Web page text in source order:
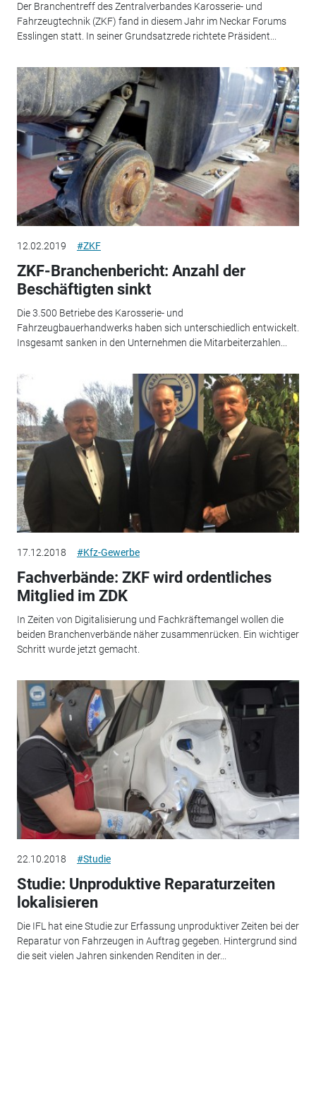
Der Branchentreff des Zentralverbandes Karosserie- und
Fahrzeugtechnik (ZKF) fand in diesem Jahr im Neckar Forums
Esslingen statt. In seiner Grundsatzrede richtete Präsident...
12.02.2019 #ZKF
ZKF-Branchenbericht: Anzahl der
Beschäftigten sinkt
Die 3.500 Betriebe des Karosserie- und
Fahrzeugbauerhandwerks haben sich unterschiedlich entwickelt.
Insgesamt sanken in den Unternehmen die Mitarbeiterzahlen...
17.12.2018 #Kfz-Gewerbe
Fachverbände: ZKF wird ordentliches
Mitglied im ZDK
In Zeiten von Digitalisierung und Fachkräftemangel wollen die
beiden Branchenverbände näher zusammenrücken. Ein wichtiger
Schritt wurde jetzt gemacht.
22.10.2018 #Studie
Studie: Unproduktive Reparaturzeiten
lokalisieren
Die IFL hat eine Studie zur Erfassung unproduktiver Zeiten bei der
Reparatur von Fahrzeugen in Auftrag gegeben. Hintergrund sind
die seit vielen Jahren sinkenden Renditen in der...